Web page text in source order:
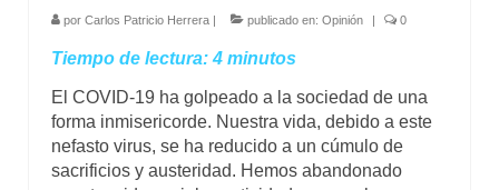
por Carlos Patricio Herrera | publicado en: Opinión | 0
Tiempo de lectura: 4 minutos
El COVID-19 ha golpeado a la sociedad de una
forma inmisericorde. Nuestra vida, debido a este
nefasto virus, se ha reducido a un cúmulo de
sacrificios y austeridad. Hemos abandonado